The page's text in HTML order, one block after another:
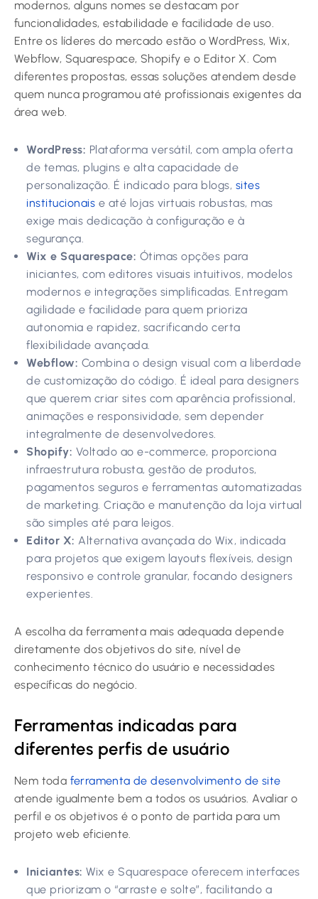
modernos, alguns nomes se destacam por
funcionalidades, estabilidade e facilidade de uso.
Entre os líderes do mercado estão o WordPress, Wix,
Webflow, Squarespace, Shopify e o Editor X. Com
diferentes propostas, essas soluções atendem desde
quem nunca programou até profissionais exigentes da
área web.
WordPress: Plataforma versátil, com ampla oferta
de temas, plugins e alta capacidade de
personalização. É indicado para blogs, sites
institucionais e até lojas virtuais robustas, mas
exige mais dedicação à configuração e à
segurança.
Wix e Squarespace: Ótimas opções para
iniciantes, com editores visuais intuitivos, modelos
modernos e integrações simplificadas. Entregam
agilidade e facilidade para quem prioriza
autonomia e rapidez, sacrificando certa
flexibilidade avançada.
Webflow: Combina o design visual com a liberdade
de customização do código. É ideal para designers
que querem criar sites com aparência profissional,
animações e responsividade, sem depender
integralmente de desenvolvedores.
Shopify: Voltado ao e-commerce, proporciona
infraestrutura robusta, gestão de produtos,
pagamentos seguros e ferramentas automatizadas
de marketing. Criação e manutenção da loja virtual
são simples até para leigos.
Editor X: Alternativa avançada do Wix, indicada
para projetos que exigem layouts flexíveis, design
responsivo e controle granular, focando designers
experientes.
A escolha da ferramenta mais adequada depende
diretamente dos objetivos do site, nível de
conhecimento técnico do usuário e necessidades
específicas do negócio.
Ferramentas indicadas para
diferentes perfis de usuário
Nem toda ferramenta de desenvolvimento de site
atende igualmente bem a todos os usuários. Avaliar o
perfil e os objetivos é o ponto de partida para um
projeto web eficiente.
Iniciantes: Wix e Squarespace oferecem interfaces
que priorizam o “arraste e solte”, facilitando a